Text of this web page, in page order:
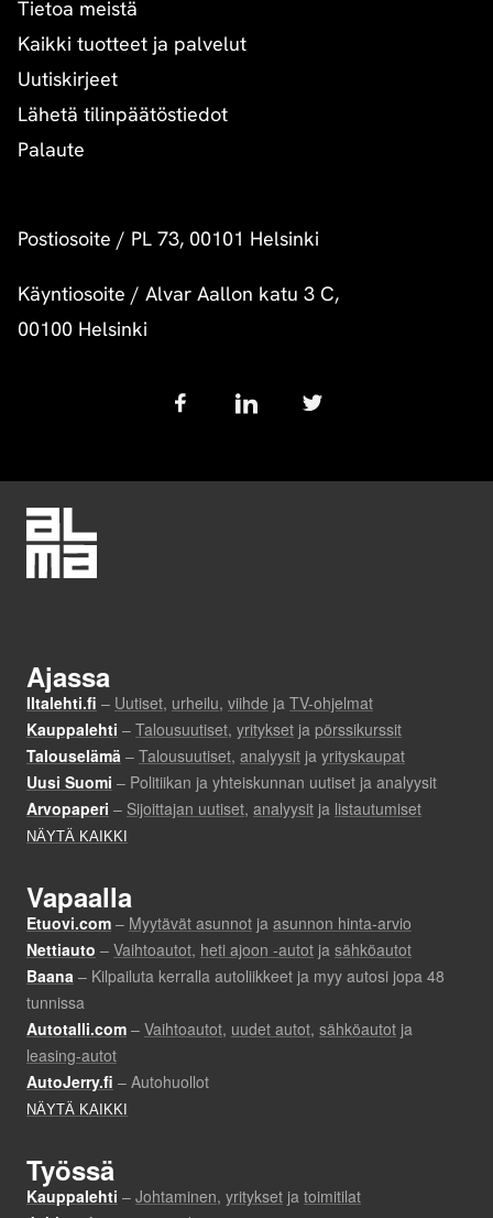
Tietoa meistä
Kaikki tuotteet ja palvelut
Uutiskirjeet
Lähetä tilinpäätöstiedot
Palaute
Postiosoite / PL 73, 00101 Helsinki
Käyntiosoite / Alvar Aallon katu 3 C,
00100 Helsinki